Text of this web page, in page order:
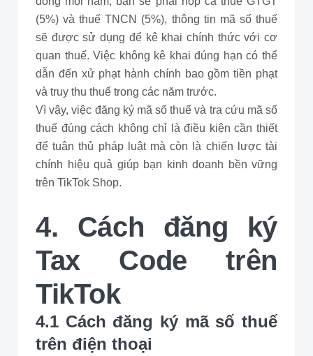
(5%) và thuế TNCN (5%), thông tin mã số thuế
sẽ được sử dụng để kê khai chính thức với cơ
quan thuế. Việc không kê khai đúng hạn có thể
dẫn đến xử phạt hành chính bao gồm tiền phạt
và truy thu thuế trong các năm trước.
Vì vậy, việc đăng ký mã số thuế và tra cứu mã số
thuế đúng cách không chỉ là điều kiện cần thiết
để tuân thủ pháp luật mà còn là chiến lược tài
chính hiệu quả giúp bạn kinh doanh bền vững
trên TikTok Shop.
4. Cách đăng ký
Tax Code trên
TikTok
4.1 Cách đăng ký mã số thuế
trên điện thoại